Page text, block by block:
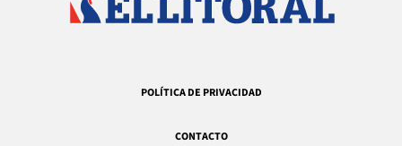
POLÍTICA DE PRIVACIDAD
CONTACTO